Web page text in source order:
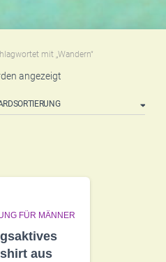
mit „Wandern“
angezeigt
FÜR MÄNNER
aus